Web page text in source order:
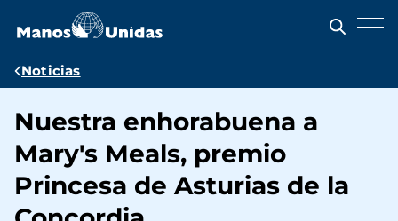
contenido
Ruta
navegación
Noticias
Nuestra enhorabuena a
Mary's Meals, premio
Princesa de Asturias de la